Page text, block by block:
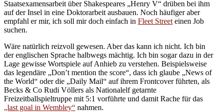
Staatsexamensarbeit über Shakespeares „Henry V“ drüben bei ihm
auf der Insel in eine Doktorarbeit ausbauen. Noch häufiger aber
empfahl er mir, ich soll mir doch einfach in Fleet Street einen Job
suchen.
Wäre natürlich reizvoll gewesen. Aber das kann ich nicht. Ich bin
der englischen Sprache halbwegs mächtig. Ich bin sogar dazu in der
Lage gewisse Wortspiele auf Anhieb zu verstehen. Beispielsweise
das legendäre „Don’t mention the score“, dass ich glaube „News of
the World“ oder die „Daily Mail“ auf ihrem Frontcover führten, als
Becks & Co Rudi Völlers als Nationalelf getarnte
Freizeitballspieltruppe mit 5:1 vorführte und damit Rache für das
„last goal in Wembley“ nahmen.